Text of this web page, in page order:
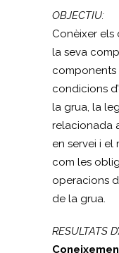
OBJECTIU:
Conèixer els
la seva
components
condicions
la grua, la
relacionada
en servei i el
com les
operacions
de la grua.
RESULTATS